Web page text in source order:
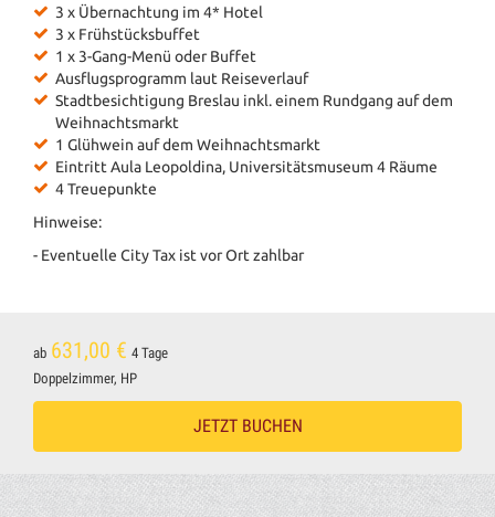
3 x Übernachtung im 4* Hotel
3 x Frühstücksbuffet
1 x 3-Gang-Menü oder Buffet
Ausflugsprogramm laut Reiseverlauf
Stadtbesichtigung Breslau inkl. einem Rundgang auf dem
Weihnachtsmarkt
1 Glühwein auf dem Weihnachtsmarkt
Eintritt Aula Leopoldina, Universitätsmuseum 4 Räume
4 Treuepunkte
Hinweise:
- Eventuelle City Tax ist vor Ort zahlbar
ab 631,00 € 4 Tage
Doppelzimmer, HP
JETZT BUCHEN